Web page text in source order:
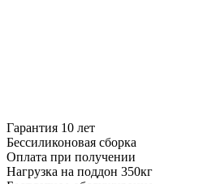
Гарантия 10 лет
Бессиликоновая сборка
Оплата при получении
Нагрузка на поддон 350кг